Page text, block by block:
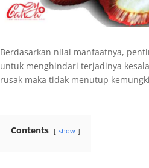
Berdasarkan nilai manfaatnya,
untuk menghindari terjadinya
rusak maka tidak menutup
Contents show